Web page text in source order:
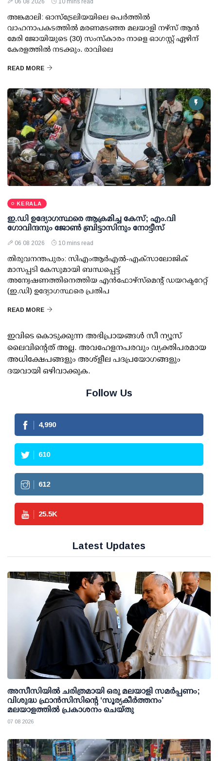
06 08 2026 10 mins read
അങ്കമാലി: ഓസ്‌ട്രേലിയയിലെ പെർത്തിൽ
വാഹനാപകടത്തിൽ മരണമടഞ്ഞ മലയാളി നഴ്സ് ആൻ
മേരി ജോയിയുടെ (30) സംസ്കാരം നാളെ ഓഗസ്റ്റ് ഏഴിന്
കേരളത്തിൽ നടക്കും. രാവിലെ
READ MORE
KERALA
ഇ.ഡി ഉദ്യോഗസ്ഥരെ ആക്രമിച്ച കേസ്; എം.വി
ഗോവിന്ദനും ജോണ്‍ ബ്രിട്ടാസിനും നോട്ടീസ്
06 08 2026 10 mins read
തിരുവനന്തപുരം: സിഎംആര്‍എല്‍-എക്‌സാലോജിക്
മാസപ്പടി കേസുമായി ബന്ധപ്പെട്ട്
അന്വേഷണത്തിനെത്തിയ എന്‍ഫോഴ്സ്മെന്റ് ഡയറക്ടറേറ്റ്
(ഇ.ഡി) ഉദ്യോഗസ്ഥരെ പ്രതിപ
READ MORE
ഇവിടെ കൊടുക്കുന്ന അഭിപ്രായങ്ങള്‍ സീ ന്യൂസ്
ലൈവിന്റെത് അല്ല. അവഹേളനപരവും വ്യക്തിപരമായ
അധിക്ഷേപങ്ങളും അശ്‌ളീല പദപ്രയോഗങ്ങളും
ദയവായി ഒഴിവാക്കുക.
Follow Us
4,990
610
612
25.5K
Latest Updates
അസീസിയിൽ ചരിത്രമായി ഒരു മലയാളി സമർപ്പണം;
വിശുദ്ധ ഫ്രാൻസിസിന്റെ ‘സൂര്യകീർത്തനം’
മലയാളത്തിൽ പ്രകാശനം ചെയ്തു
07 08 2026